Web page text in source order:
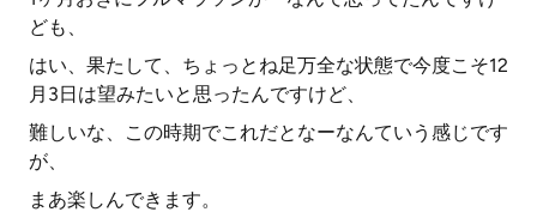
ども、
はい、果たして、ちょっとね足万全な状態で今度こそ12
月3日は望みたいと思ったんですけど、
難しいな、この時期でこれだとなーなんていう感じです
が、
まあ楽しんできます。